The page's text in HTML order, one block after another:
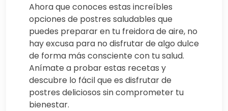
Ahora que conoces estas increíbles
opciones de postres saludables que
puedes preparar en tu freidora de aire, no
hay excusa para no disfrutar de algo dulce
de forma más consciente con tu salud.
Anímate a probar estas recetas y
descubre lo fácil que es disfrutar de
postres deliciosos sin comprometer tu
bienestar.